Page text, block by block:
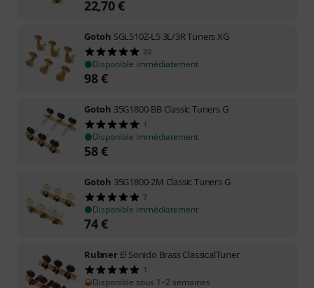
22,70€
Gotoh SGL510Z-L5 3L/3R Tuners XG
20
Disponible immédiatement
98€
Gotoh 35G1800-BB Classic Tuners G
1
Disponible immédiatement
58€
Gotoh 35G1800-2M Classic Tuners G
7
Disponible immédiatement
74€
Rubner El Sonido Brass ClassicalTuner
1
Disponible sous 1–2 semaines